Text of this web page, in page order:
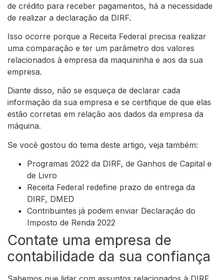
de crédito para receber pagamentos, há a necessidade
de realizar a declaração da DIRF.
Isso ocorre porque a Receita Federal precisa realizar
uma comparação e ter um parâmetro dos valores
relacionados à empresa da maquininha e aos da sua
empresa.
Diante disso, não se esqueça de declarar cada
informação da sua empresa e se certifique de que elas
estão corretas em relação aos dados da empresa da
máquina.
Se você gostou do tema deste artigo, veja também:
Programas 2022 da DIRF, de Ganhos de Capital e
de Livro
Receita Federal redefine prazo de entrega da
DIRF, DMED
Contribuintes já podem enviar Declaração do
Imposto de Renda 2022
Contate uma empresa de
contabilidade da sua confiança